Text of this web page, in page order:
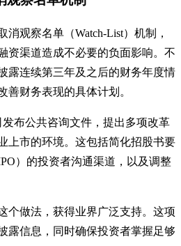
观察名单（Watch-List）机制，
资渠道造成不必要的负面影响。不
露连续第三年及之后的财务年度情
善财务表现的具体计划。
布公共咨询文件，提出多项改革
上市的环境。这包括简化招股书要
）的投资者沟通渠道，以及调整
个做法，获得业界广泛支持。这项
露信息，同时确保投资者掌握足够